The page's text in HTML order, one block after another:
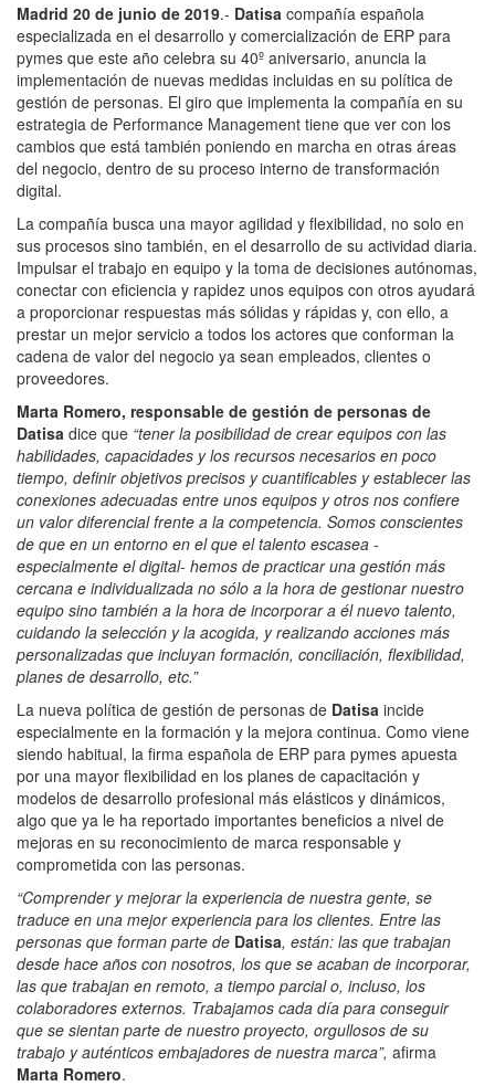
Madrid 20 de junio de 2019.- Datisa compañía española
especializada en el desarrollo y comercialización de ERP para
pymes que este año celebra su 40º aniversario, anuncia la
implementación de nuevas medidas incluidas en su política de
gestión de personas. El giro que implementa la compañía en su
estrategia de Performance Management tiene que ver con los
cambios que está también poniendo en marcha en otras áreas
del negocio, dentro de su proceso interno de transformación
digital.
La compañía busca una mayor agilidad y flexibilidad, no solo en
sus procesos sino también, en el desarrollo de su actividad diaria.
Impulsar el trabajo en equipo y la toma de decisiones autónomas,
conectar con eficiencia y rapidez unos equipos con otros ayudará
a proporcionar respuestas más sólidas y rápidas y, con ello, a
prestar un mejor servicio a todos los actores que conforman la
cadena de valor del negocio ya sean empleados, clientes o
proveedores.
Marta Romero, responsable de gestión de personas de
Datisa dice que “tener la posibilidad de crear equipos con las
habilidades, capacidades y los recursos necesarios en poco
tiempo, definir objetivos precisos y cuantificables y establecer las
conexiones adecuadas entre unos equipos y otros nos confiere
un valor diferencial frente a la competencia. Somos conscientes
de que en un entorno en el que el talento escasea -
especialmente el digital- hemos de practicar una gestión más
cercana e individualizada no sólo a la hora de gestionar nuestro
equipo sino también a la hora de incorporar a él nuevo talento,
cuidando la selección y la acogida, y realizando acciones más
personalizadas que incluyan formación, conciliación, flexibilidad,
planes de desarrollo, etc.”
La nueva política de gestión de personas de Datisa incide
especialmente en la formación y la mejora continua. Como viene
siendo habitual, la firma española de ERP para pymes apuesta
por una mayor flexibilidad en los planes de capacitación y
modelos de desarrollo profesional más elásticos y dinámicos,
algo que ya le ha reportado importantes beneficios a nivel de
mejoras en su reconocimiento de marca responsable y
comprometida con las personas.
“Comprender y mejorar la experiencia de nuestra gente, se
traduce en una mejor experiencia para los clientes. Entre las
personas que forman parte de Datisa, están: las que trabajan
desde hace años con nosotros, los que se acaban de incorporar,
las que trabajan en remoto, a tiempo parcial o, incluso, los
colaboradores externos. Trabajamos cada día para conseguir
que se sientan parte de nuestro proyecto, orgullosos de su
trabajo y auténticos embajadores de nuestra marca”, afirma
Marta Romero.